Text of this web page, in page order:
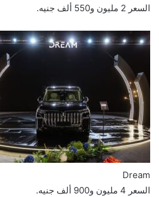
السعر 2 مليون و550 ألف جنيه.
Dream
السعر 4 مليون و900 ألف جنيه.